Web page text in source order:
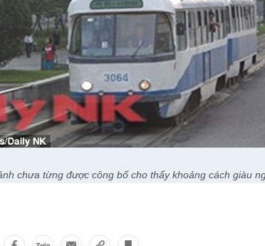
chưa từng được công bố cho thấy khoảng cách giàu